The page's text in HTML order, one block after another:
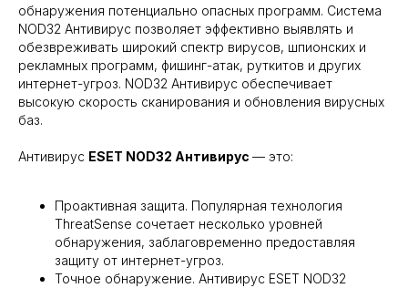
обнаружения потенциально опасных программ. Система
NOD32 Антивирус позволяет эффективно выявлять и
обезвреживать широкий спектр вирусов, шпионских и
рекламных программ, фишинг-атак, руткитов и других
интернет-угроз. NOD32 Антивирус обеспечивает
высокую скорость сканирования и обновления вирусных
баз.
Антивирус ESET NOD32 Антивирус — это:
Проактивная защита. Популярная технология
ThreatSense сочетает несколько уровней
обнаружения, заблаговременно предоставляя
защиту от интернет-угроз.
Точное обнаружение. Антивирус ESET NOD32